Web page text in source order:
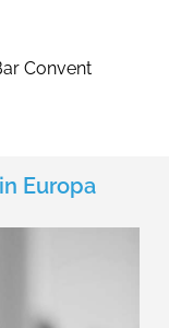
Convent
Europa